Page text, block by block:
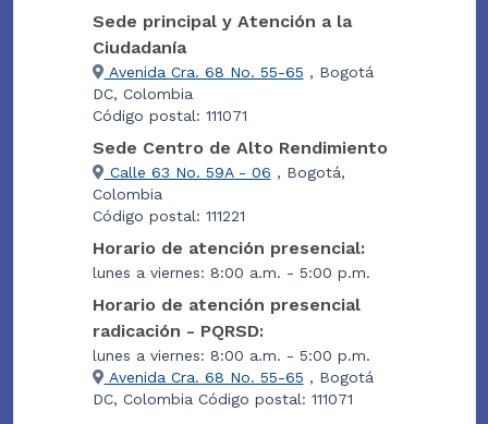
Sede principal y Atención a la
Ciudadanía
Avenida Cra. 68 No. 55-65 , Bogotá
DC, Colombia
Código postal: 111071
Sede Centro de Alto Rendimiento
Calle 63 No. 59A - 06 , Bogotá,
Colombia
Código postal: 111221
Horario de atención presencial:
lunes a viernes: 8:00 a.m. - 5:00 p.m.
Horario de atención presencial
radicación - PQRSD:
lunes a viernes: 8:00 a.m. - 5:00 p.m.
Avenida Cra. 68 No. 55-65 , Bogotá
DC, Colombia Código postal: 111071